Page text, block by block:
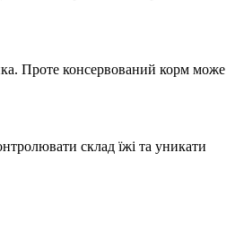
Проте консервований корм може
склад їжі та уникати